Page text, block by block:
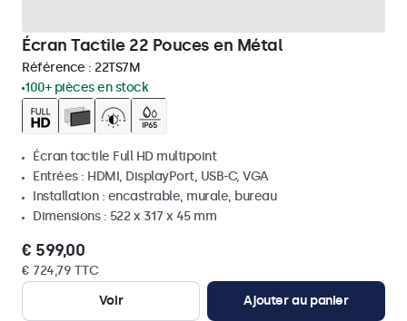
Écran Tactile 22 Pouces en Métal
Référence : 22TS7M
100+ pièces en stock
Écran tactile Full HD multipoint
Entrées : HDMI, DisplayPort, USB-C, VGA
Installation : encastrable, murale, bureau
Dimensions : 522 x 317 x 45 mm
€ 599,00
€ 724,79 TTC
Voir
Ajouter au panier